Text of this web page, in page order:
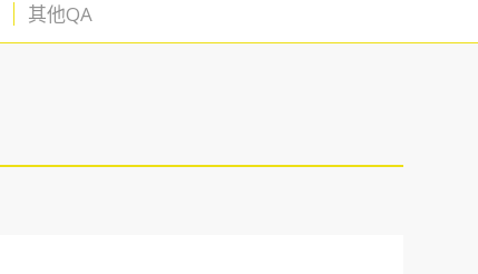
其他QA